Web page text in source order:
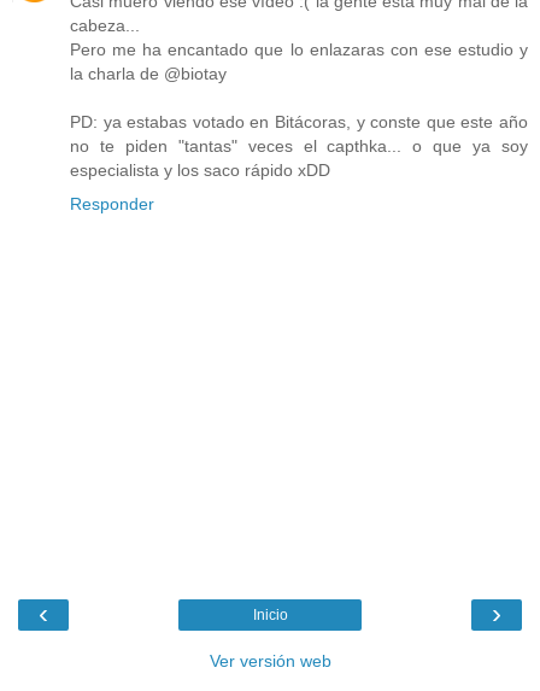
cabeza...
Pero me ha encantado que lo enlazaras con ese estudio y
la charla de @biotay
PD: ya estabas votado en Bitácoras, y conste que este año
no te piden "tantas" veces el capthka... o que ya soy
especialista y los saco rápido xDD
Responder
‹ ›
Inicio
Ver versión web